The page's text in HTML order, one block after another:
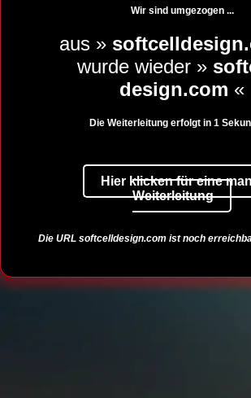
Wir sind umgezogen ...
aus »
wurde wieder »
design.com «
Die Weiterleitung erfolgt in 1
Hier klicken für eine
Weiterleitung
Die URL softcelldesign.com ist noch